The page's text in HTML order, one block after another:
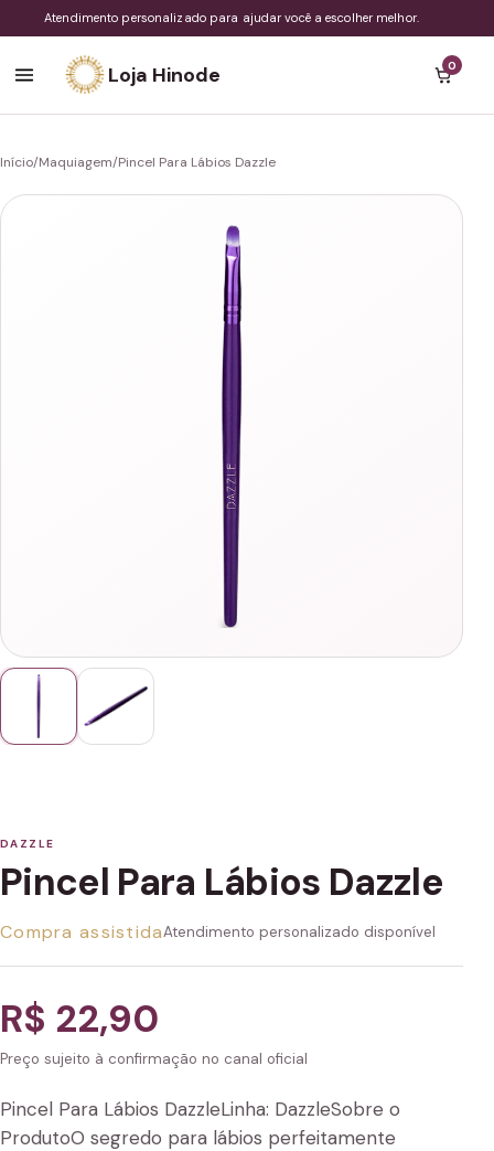
Atendimento personalizado para ajudar você a escolher melhor.
Loja Hinode 0
Início/Maquiagem/Pincel Para Lábios Dazzle
DAZZLE
Pincel Para Lábios Dazzle
Compra assistidaAtendimento personalizado disponível
R$ 22,90
Preço sujeito à confirmação no canal oficial
Pincel Para Lábios DazzleLinha: DazzleSobre o
ProdutoO segredo para lábios perfeitamente